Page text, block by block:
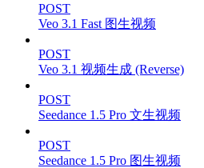
POST
Veo 3.1 Fast 图生视频
POST
Veo 3.1 视频生成 (Reverse)
POST
Seedance 1.5 Pro 文生视频
POST
Seedance 1.5 Pro 图生视频